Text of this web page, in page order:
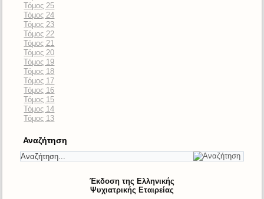
Τόμος 25
Τόμος 24
Τόμος 23
Τόμος 22
Τόμος 21
Τόμος 20
Τόμος 19
Τόμος 18
Τόμος 17
Τόμος 16
Τόμος 15
Τόμος 14
Τόμος 13
Αναζήτηση
Έκδοση της Ελληνικής
Ψυχιατρικής Εταιρείας